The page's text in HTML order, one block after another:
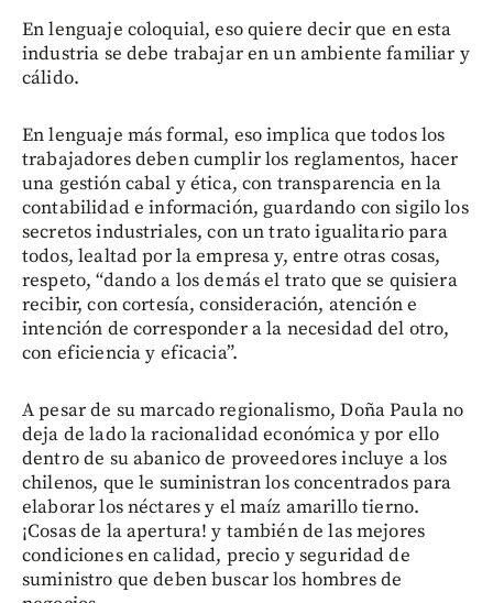
En lenguaje coloquial, eso quiere decir que en esta
industria se debe trabajar en un ambiente familiar y
cálido.
En lenguaje más formal, eso implica que todos los
trabajadores deben cumplir los reglamentos, hacer
una gestión cabal y ética, con transparencia en la
contabilidad e información, guardando con sigilo los
secretos industriales, con un trato igualitario para
todos, lealtad por la empresa y, entre otras cosas,
respeto, “dando a los demás el trato que se quisiera
recibir, con cortesía, consideración, atención e
intención de corresponder a la necesidad del otro,
con eficiencia y eficacia”.
A pesar de su marcado regionalismo, Doña Paula no
deja de lado la racionalidad económica y por ello
dentro de su abanico de proveedores incluye a los
chilenos, que le suministran los concentrados para
elaborar los néctares y el maíz amarillo tierno.
¡Cosas de la apertura! y también de las mejores
condiciones en calidad, precio y seguridad de
suministro que deben buscar los hombres de